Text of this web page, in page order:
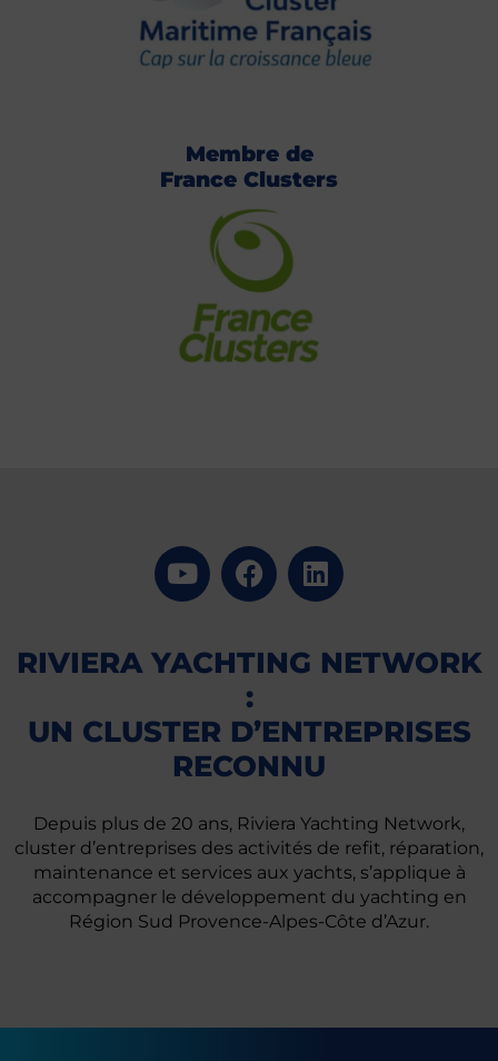
Membre de
France Clusters
RIVIERA YACHTING NETWORK
:
UN CLUSTER D’ENTREPRISES
RECONNU
Depuis plus de 20 ans, Riviera Yachting Network,
cluster d’entreprises des activités de refit, réparation,
maintenance et services aux yachts, s’applique à
accompagner le développement du yachting en
Région Sud Provence-Alpes-Côte d’Azur.